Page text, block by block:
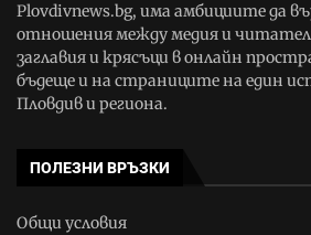
Plovdivnews.bg, има амбициите да
отношения между медия и
заглавия и крясъци в онлайн
бъдеще и на страниците на един
Пловдив и региона.
ПОЛЕЗНИ ВРЪЗКИ
Общи условия